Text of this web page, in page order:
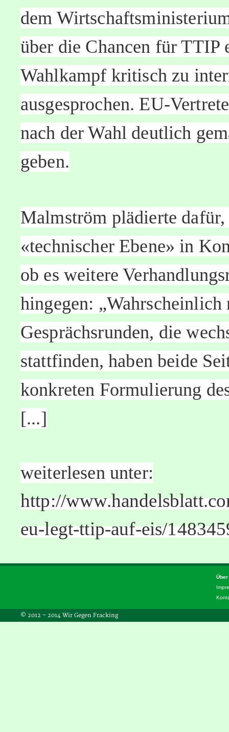
dem
über die Chancen für TTIP
Wahlkampf kritisch zu
ausgesprochen. EU-
nach der Wahl deutlich
geben.
Malmström plädierte dafür,
«technischer Ebene» in
ob es weitere
hingegen:
Gesprächsrunden, die
stattfinden, haben beide
konkreten Formulierung
[...]
weiterlesen unter:
http://
eu-legt-ttip-auf-eis/
Über
© 2012 – 2014 Wir Gegen Fracking